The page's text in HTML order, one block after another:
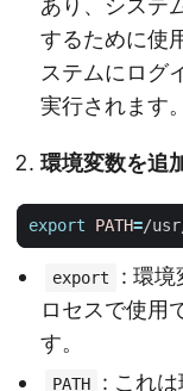
あり、システ
するために使
ステムにログ
実行されます。
環境変数を追
export PATH=/
export
: 環境
ロセスで使用
す。
PATH : これ